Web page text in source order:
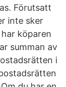
Förutsatt
inte sker
köparen
summan av
i